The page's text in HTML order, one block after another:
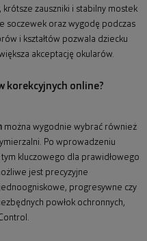
zauszniki i stabilny mostek
soczewek oraz wygodę podczas
i kształtów pozwala dziecku
akceptację okularów.
korekcyjnych online?
można wygodnie wybrać również
Po wprowadzeniu
kluczowego dla prawidłowego
jest precyzyjne
progresywne czy
powłok ochronnych,